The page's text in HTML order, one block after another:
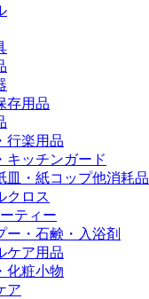
存用品
行楽用品
キッチンガード
皿・紙コップ他消耗品
クロス
ティー
ー・石鹸・入浴剤
ケア用品
化粧小物
ア